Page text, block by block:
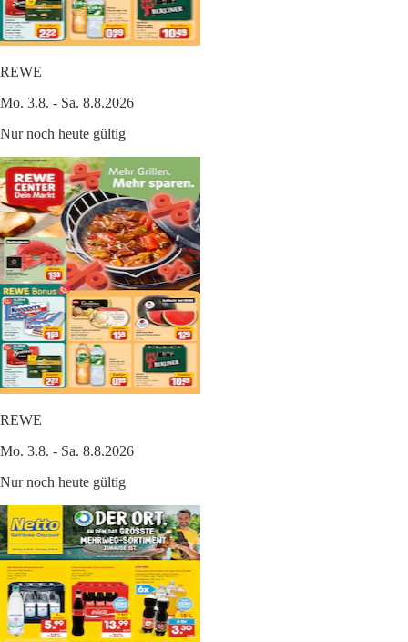
REWE
Mo. 3.8. - Sa. 8.8.2026
Nur noch heute gültig
REWE
Mo. 3.8. - Sa. 8.8.2026
Nur noch heute gültig